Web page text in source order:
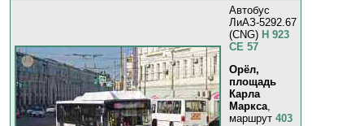
Автобус
ЛиАЗ-5292.67
(CNG) Н 923
СЕ 57
Орёл,
площадь
Карла
Маркса,
маршрут 403